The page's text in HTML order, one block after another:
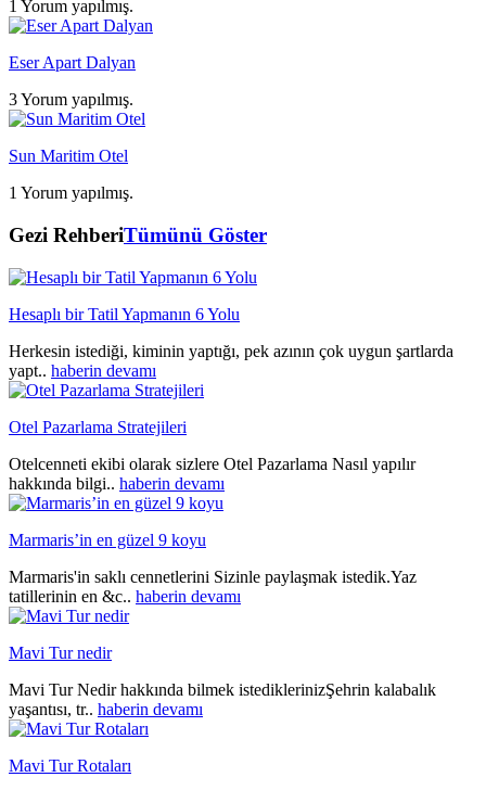
1 Yorum yapılmış.
Eser Apart Dalyan
3 Yorum yapılmış.
Sun Maritim Otel
1 Yorum yapılmış.
Gezi RehberiTümünü Göster
Hesaplı bir Tatil Yapmanın 6 Yolu
Herkesin istediği, kiminin yaptığı, pek azının çok uygun şartlarda
yapt.. haberin devamı
Otel Pazarlama Stratejileri
Otelcenneti ekibi olarak sizlere Otel Pazarlama Nasıl yapılır
hakkında bilgi.. haberin devamı
Marmaris’in en güzel 9 koyu
Marmaris'in saklı cennetlerini Sizinle paylaşmak istedik.Yaz
tatillerinin en &c.. haberin devamı
Mavi Tur nedir
Mavi Tur Nedir hakkında bilmek istediklerinizŞehrin kalabalık
yaşantısı, tr.. haberin devamı
Mavi Tur Rotaları